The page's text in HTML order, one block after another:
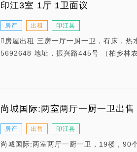
印江3室 1厅 1卫面议
房产 出租 印江县
房屋出租 三房一厅一厨一卫，有床，
5692648 地址，振兴路445号 （柏乡林
尚城国际:两室两厅一厨一卫出售
房产 出售 印江县
尚城国际:两室两厅一厨一卫，19楼，90